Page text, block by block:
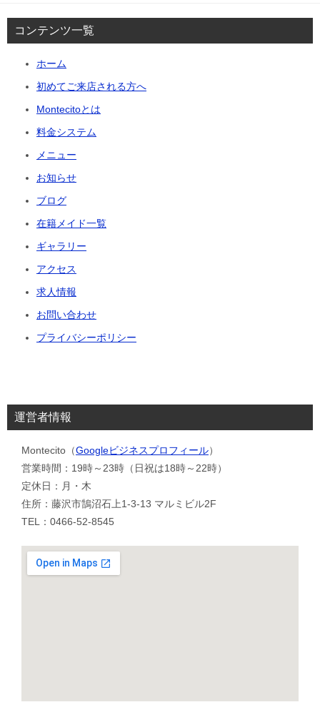
コンテンツ一覧
ホーム
初めてご来店される方へ
Montecitoとは
料金システム
メニュー
お知らせ
ブログ
在籍メイド一覧
ギャラリー
アクセス
求人情報
お問い合わせ
プライバシーポリシー
運営者情報
Montecito（Googleビジネスプロフィール）
営業時間：19時～23時（日祝は18時～22時）
定休日：月・木
住所：藤沢市鵠沼石上1-3-13 マルミビル2F
TEL：0466-52-8545